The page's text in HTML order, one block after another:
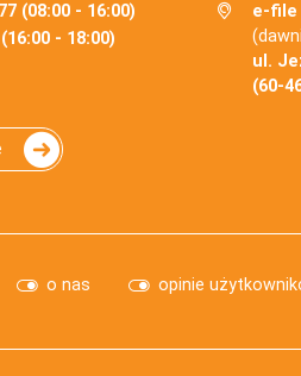
(08:00 - 16:00)
- 18:00)
e-file
ul.
(60-
o nas opinie